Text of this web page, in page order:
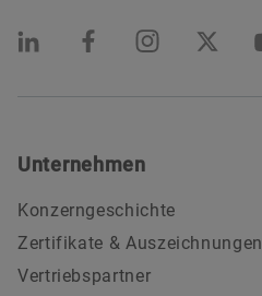
Unternehmen
Konzerngeschichte
Zertifikate & Auszeichnungen
Vertriebspartner